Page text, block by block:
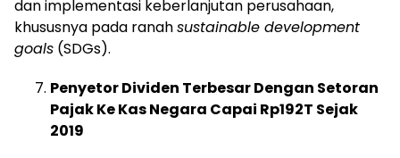
dan implementasi keberlanjutan perusahaan,
khususnya pada ranahsustainable development
goals (SDGs).
Penyetor Dividen Terbesar Dengan Setoran
Pajak Ke Kas Negara Capai Rp192T Sejak
2019